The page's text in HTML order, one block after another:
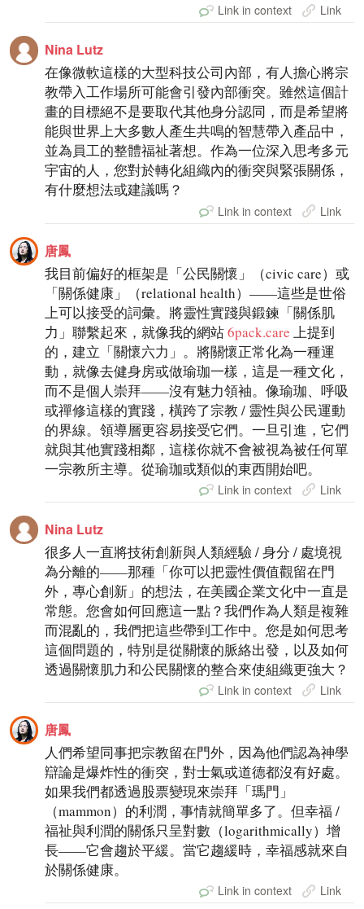
Link in context Link
Nina Lutz
在像微軟這樣的大型科技公司內部，有人擔心將宗
教帶入工作場所可能會引發內部衝突。雖然這個計
畫的目標絕不是要取代其他身分認同，而是希望將
能與世界上大多數人產生共鳴的智慧帶入產品中，
並為員工的整體福祉著想。作為一位深入思考多元
宇宙的人，您對於轉化組織內的衝突與緊張關係，
有什麼想法或建議嗎？
Link in context Link
唐鳳
我目前偏好的框架是「公民關懷」（civic care）或
「關係健康」（relational health）——這些是世俗
上可以接受的詞彙。將靈性實踐與鍛鍊「關係肌
力」聯繫起來，就像我的網站6pack.care上提到
的，建立「關懷六力」。將關懷正常化為一種運
動，就像去健身房或做瑜珈一樣，這是一種文化，
而不是個人崇拜——沒有魅力領袖。像瑜珈、呼吸
或禪修這樣的實踐，橫跨了宗教 / 靈性與公民運動
的界線。領導層更容易接受它們。一旦引進，它們
就與其他實踐相鄰，這樣你就不會被視為被任何單
一宗教所主導。從瑜珈或類似的東西開始吧。
Link in context Link
Nina Lutz
很多人一直將技術創新與人類經驗 / 身分 / 處境視
為分離的——那種「你可以把靈性價值觀留在門
外，專心創新」的想法，在美國企業文化中一直是
常態。您會如何回應這一點？我們作為人類是複雜
而混亂的，我們把這些帶到工作中。您是如何思考
這個問題的，特別是從關懷的脈絡出發，以及如何
透過關懷肌力和公民關懷的整合來使組織更強大？
Link in context Link
唐鳳
人們希望同事把宗教留在門外，因為他們認為神學
辯論是爆炸性的衝突，對士氣或道德都沒有好處。
如果我們都透過股票變現來崇拜「瑪門」
（mammon）的利潤，事情就簡單多了。但幸福 /
福祉與利潤的關係只呈對數（logarithmically）增
長——它會趨於平緩。當它趨緩時，幸福感就來自
於關係健康。
Link in context Link